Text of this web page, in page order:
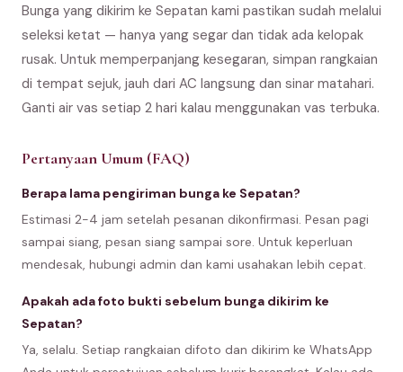
Bunga yang dikirim ke Sepatan kami pastikan sudah melalui
seleksi ketat — hanya yang segar dan tidak ada kelopak
rusak. Untuk memperpanjang kesegaran, simpan rangkaian
di tempat sejuk, jauh dari AC langsung dan sinar matahari.
Ganti air vas setiap 2 hari kalau menggunakan vas terbuka.
Pertanyaan Umum (FAQ)
Berapa lama pengiriman bunga ke Sepatan?
Estimasi 2-4 jam setelah pesanan dikonfirmasi. Pesan pagi
sampai siang, pesan siang sampai sore. Untuk keperluan
mendesak, hubungi admin dan kami usahakan lebih cepat.
Apakah ada foto bukti sebelum bunga dikirim ke
Sepatan?
Ya, selalu. Setiap rangkaian difoto dan dikirim ke WhatsApp